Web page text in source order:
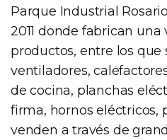
Parque Industrial
2011 donde fabrican
productos, entre los que
ventiladores,
de cocina, planchas
firma, hornos eléctricos,
venden a través de